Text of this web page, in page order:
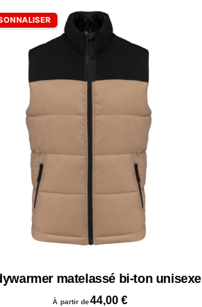
matelassé bi-ton unisexe
À partir de44,00 €